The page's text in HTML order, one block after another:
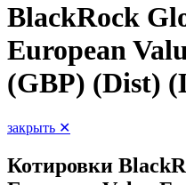
BlackRock
European
(GBP) (Dist)
закрыть ✕
Котировки